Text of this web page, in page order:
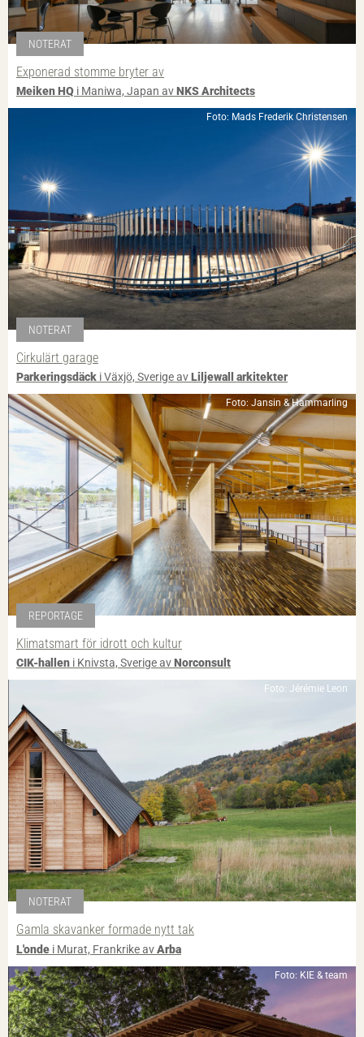
NOTERAT
Exponerad stomme bryter av
Meiken HQ i Maniwa, Japan avNKS Architects
Foto: Mads Frederik Christensen
NOTERAT
Cirkulärt garage
Parkeringsdäck i Växjö, Sverige avLiljewall arkitekter
Foto: Jansin & Hammarling
REPORTAGE
Klimatsmart för idrott och kultur
CIK-hallen i Knivsta, Sverige avNorconsult
Foto: Jérémie Leon
NOTERAT
Gamla skavanker formade nytt tak
L'onde i Murat, Frankrike avArba
Foto: KIE & team